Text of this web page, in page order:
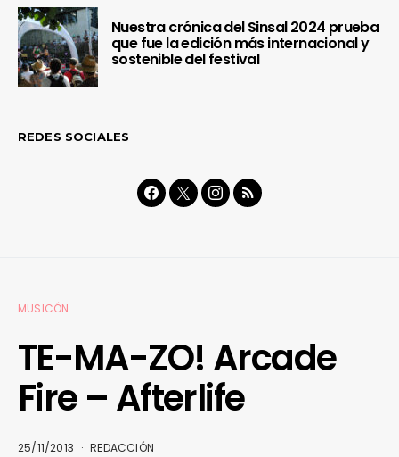
Nuestra crónica del Sinsal 2024 prueba
que fue la edición más internacional y
sostenible del festival
REDES SOCIALES
MUSICÓN
TE-MA-ZO! Arcade
Fire – Afterlife
25/11/2013 REDACCIÓN